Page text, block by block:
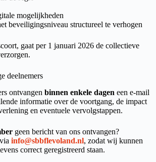
mogelijkheden
beveiligingsniveau structureel te verhogen
gaat per 1 januari 2026 de collectieve
deelnemers
ontvangen binnen enkele dagen een e-mail
informatie over de voortgang, de impact
en eventuele vervolgstappen.
geen bericht van ons ontvangen?
info@sbbflevoland.nl, zodat wij kunnen
correct geregistreerd staan.